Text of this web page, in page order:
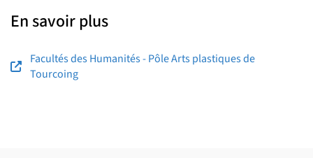
En savoir plus
Facultés des Humanités - Pôle Arts plastiques de
Tourcoing